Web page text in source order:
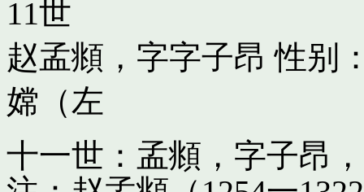
11世
赵孟頫，字字子昂 性别
嫦（左
十一世：孟頫，字子昂